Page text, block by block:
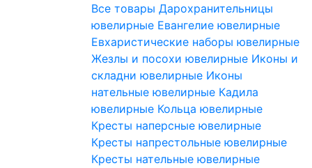
Все товары Дарохранительницы
ювелирные Евангелие ювелирные
Евхаристические наборы ювелирные
Жезлы и посохи ювелирные Иконы и
складни ювелирные Иконы
нательные ювелирные Кадила
ювелирные Кольца ювелирные
Кресты наперсные ювелирные
Кресты напрестольные ювелирные
Кресты нательные ювелирные